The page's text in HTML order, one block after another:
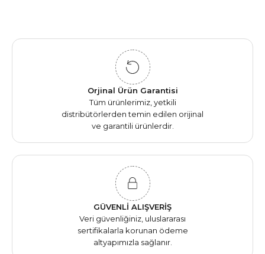
Orjinal Ürün Garantisi
Tüm ürünlerimiz, yetkili
distribütörlerden temin edilen orijinal
ve garantili ürünlerdir.
GÜVENLİ ALIŞVERİŞ
Veri güvenliğiniz, uluslararası
sertifikalarla korunan ödeme
altyapımızla sağlanır.